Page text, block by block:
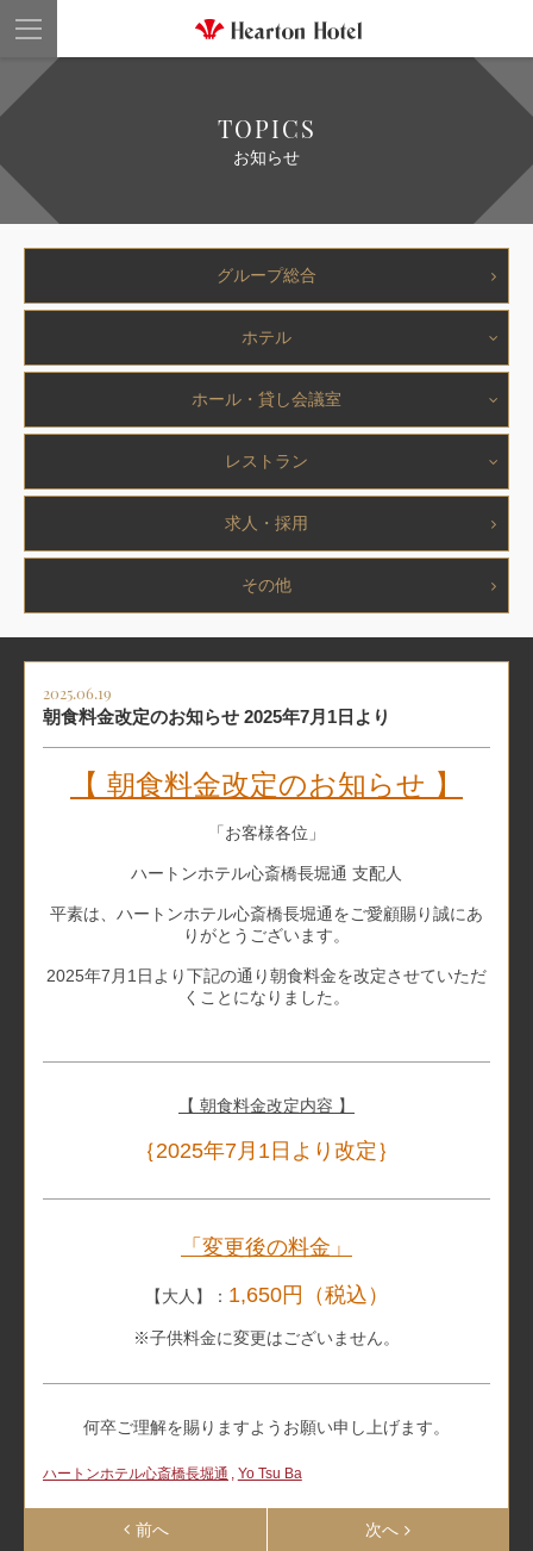
TOPICS
お知らせ
グループ総合
ホテル
ホール・貸し会議室
レストラン
求人・採用
その他
2025.06.19
朝食料金改定のお知らせ 2025年7月1日より
【 朝食料金改定のお知らせ 】
「お客様各位」
ハートンホテル心斎橋長堀通 支配人
平素は、ハートンホテル心斎橋長堀通をご愛顧賜り誠にあ
りがとうございます。
2025年7月1日より下記の通り朝食料金を改定させていただ
くことになりました。
【 朝食料金改定内容 】
｛2025年7月1日より改定｝
「変更後の料金」
【大人】： 1,650円（税込）
※子供料金に変更はございません。
何卒ご理解を賜りますようお願い申し上げます。
ハートンホテル心斎橋長堀通 Yo Tsu Ba
前へ 次へ